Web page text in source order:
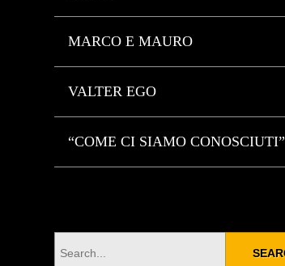
MARCO E MAURO
VALTER EGO
“COME CI SIAMO CONOSCIUTI”